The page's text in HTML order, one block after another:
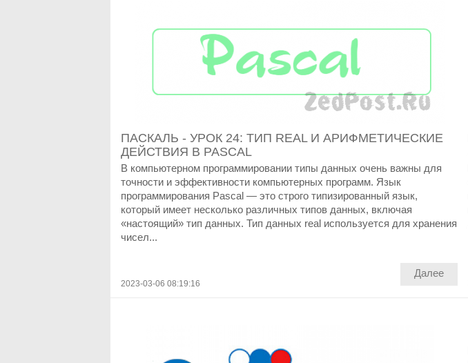
ПАСКАЛЬ - УРОК 24: ТИП REAL И АРИФМЕТИЧЕСКИЕ
ДЕЙСТВИЯ В PASCAL
В компьютерном программировании типы данных очень важны для
точности и эффективности компьютерных программ. Язык
программирования Pascal — это строго типизированный язык,
который имеет несколько различных типов данных, включая
«настоящий» тип данных. Тип данных real используется для хранения
чисел...
2023-03-06 08:19:16
Далее